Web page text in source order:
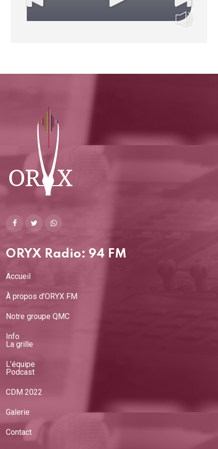
internationale,
ancien président
Ambassadeur de
France au Qatar
26/05/2026
Anthony
Bellanger,
de la plus
ancienne
organisation de
Sylvain Machac,
ORYX Radio: 94 FM
Accueil
À propos d’ORYX FM
Notre groupe QMC
Info
La grille
L’équipe
Podcast
CDM 2022
Galerie
Contact